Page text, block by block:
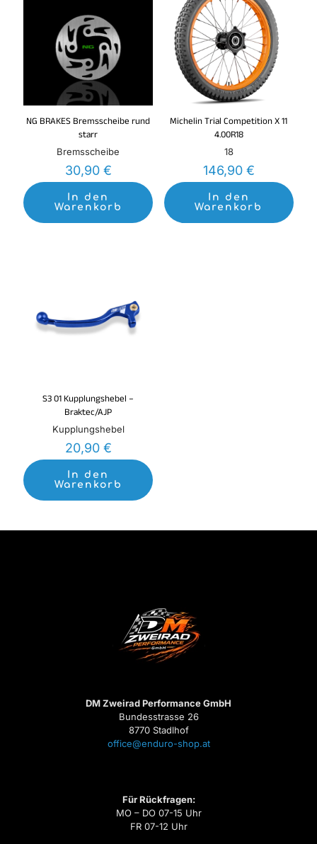
NG BRAKES Bremsscheibe rund
starr
Bremsscheibe
30,90 €
In den
Warenkorb
Michelin Trial Competition X 11
4.00R18
18
146,90 €
In den
Warenkorb
S3 01 Kupplungshebel –
Braktec/AJP
Kupplungshebel
20,90 €
In den
Warenkorb
DM Zweirad Performance GmbH
Bundesstrasse 26
8770 Stadlhof
office@enduro-shop.at
Für Rückfragen:
MO – DO 07-15 Uhr
FR 07-12 Uhr